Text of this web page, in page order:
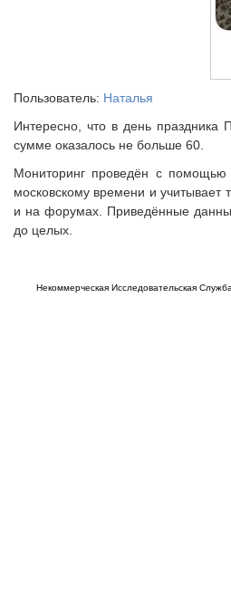
Пользователь: Наталья
Интересно, что в день праздника
сумме оказалось не больше 60.
Мониторинг проведён с
московскому времени и учитывает
и на форумах. Приведённые
до целых.
Некоммерческая Исследовательская